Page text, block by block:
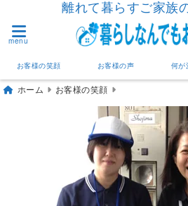
離れて暮らすご家族
menu
お客様の笑顔 お客様の声 何が
ホーム お客様の笑顔